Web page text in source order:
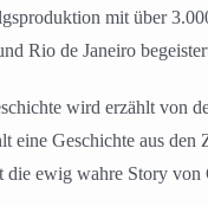
mit über
Rio de Janeiro
wird erzählt von
eine Geschichte aus
die ewig wahre Story